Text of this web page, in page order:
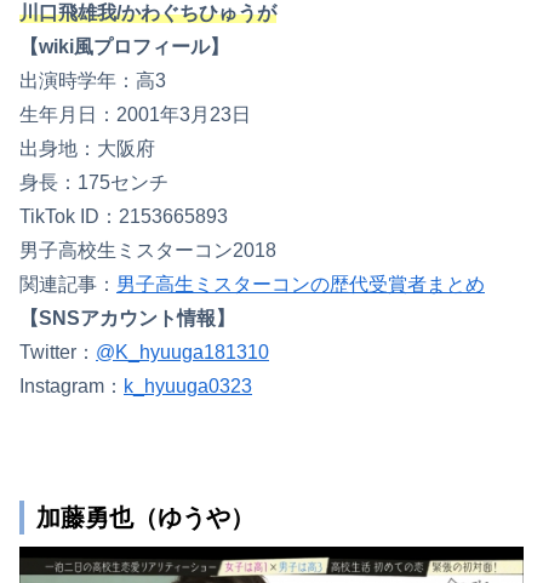
川口飛雄我/かわぐちひゅうが
【wiki風プロフィール】
出演時学年：高3
生年月日：2001年3月23日
出身地：大阪府
身長：175センチ
TikTok ID：2153665893
男子高校生ミスターコン2018
関連記事： 男子高生ミスターコンの歴代受賞者まとめ
【SNSアカウント情報】
Twitter： @K_hyuuga181310
Instagram： k_hyuuga0323
加藤勇也（ゆうや）